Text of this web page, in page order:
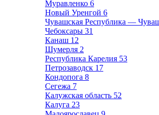
Муравленко 6
Новый Уренгой 6
Чувашская Республика —
Чебоксары 31
Канаш 12
Шумерля 2
Республика Карелия 53
Петрозаводск 17
Кондопога 8
Сегежа 7
Калужская область 52
Калуга 23